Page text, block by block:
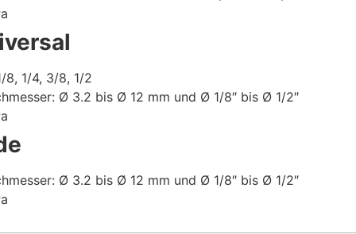
8, 1/4, 3/8, 1/2
Ø 3.2 bis Ø 12 mm und Ø 1/8″ bis Ø 1/2″
Ø 3.2 bis Ø 12 mm und Ø 1/8″ bis Ø 1/2″